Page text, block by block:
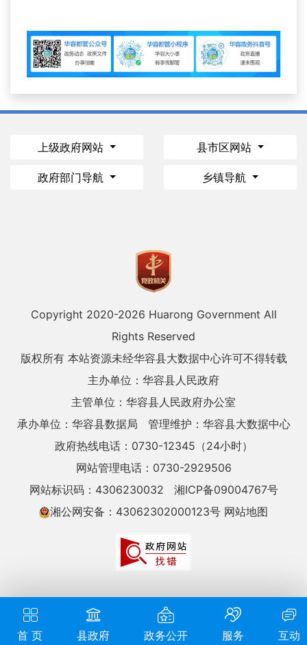
首 页 县政府 政务公开 服务 互动
上级政府网站 县市区网站
政府部门导航 乡镇导航
Copyright 2020-2026 Huarong Government All
Rights Reserved
版权所有 本站资源未经华容县大数据中心许可不得转载
主办单位：华容县人民政府
主管单位：华容县人民政府办公室
承办单位：华容县数据局
管理维护：华容县大数据中心
政府热线电话：0730-12345（24小时）
网站管理电话：0730-2929506
网站标识码：4306230032
湘ICP备09004767号
湘公网安备：43062302000123号 网站地图